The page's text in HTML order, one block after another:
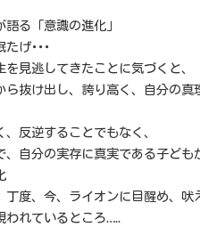
る「意識の進化」
たげ･･･
見逃してきたことに気づくと、
ら抜け出し、誇り高く、自分の真
反逆することでもなく、
、自分の実存に真実である子ども
丁度、今、ライオンに目醒め、吠
われているところ…..